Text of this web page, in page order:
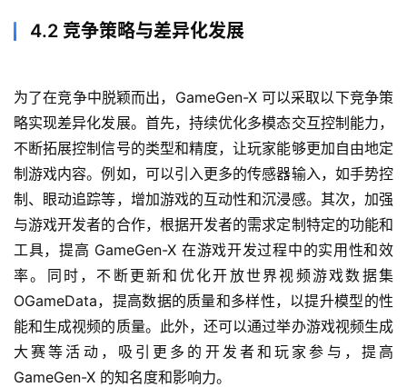
4.2 竞争策略与差异化发展
为了在竞争中脱颖而出，GameGen-X 可以采取以下竞争策
略实现差异化发展。首先，持续优化多模态交互控制能力，
不断拓展控制信号的类型和精度，让玩家能够更加自由地定
制游戏内容。例如，可以引入更多的传感器输入，如手势控
制、眼动追踪等，增加游戏的互动性和沉浸感。其次，加强
与游戏开发者的合作，根据开发者的需求定制特定的功能和
工具，提高 GameGen-X 在游戏开发过程中的实用性和效
率。同时，不断更新和优化开放世界视频游戏数据集
OGameData，提高数据的质量和多样性，以提升模型的性
能和生成视频的质量。此外，还可以通过举办游戏视频生成
大赛等活动，吸引更多的开发者和玩家参与，提高
GameGen-X 的知名度和影响力。